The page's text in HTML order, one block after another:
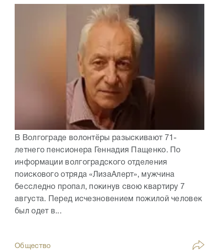
В Волгограде волонтёры разыскивают 71-
летнего пенсионера Геннадия Пащенко. По
информации волгоградского отделения
поискового отряда «ЛизаАлерт», мужчина
бесследно пропал, покинув свою квартиру 7
августа. Перед исчезновением пожилой человек
был одет в...
Общество